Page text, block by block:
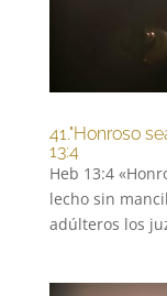
41."Honroso
13:4
Heb 13:4
lecho sin
adúlteros los